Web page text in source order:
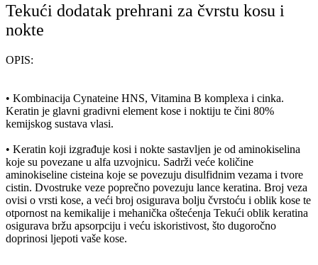
Tekući dodatak prehrani za čvrstu kosu i
nokte
OPIS:
• Kombinacija Cynateine HNS, Vitamina B komplexa i cinka.
Keratin je glavni gradivni element kose i noktiju te čini 80%
kemijskog sustava vlasi.
• Keratin koji izgrađuje kosi i nokte sastavljen je od aminokiselina
koje su povezane u alfa uzvojnicu. Sadrži veće količine
aminokiseline cisteina koje se povezuju disulfidnim vezama i tvore
cistin. Dvostruke veze poprečno povezuju lance keratina. Broj veza
ovisi o vrsti kose, a veći broj osigurava bolju čvrstoću i oblik kose te
otpornost na kemikalije i mehanička oštećenja Tekući oblik keratina
osigurava bržu apsorpciju i veću iskoristivost, što dugoročno
doprinosi ljepoti vaše kose.